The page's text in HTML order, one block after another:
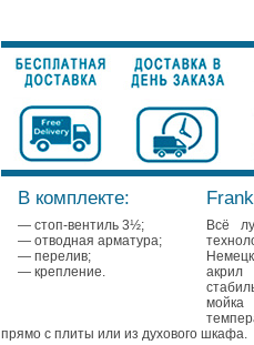
В комплекте:
— стоп-вентиль 3½;
— отводная арматура;
— перелив;
— крепление.
Всё
акрил
мойка
прямо с плиты или из духового шкафа.